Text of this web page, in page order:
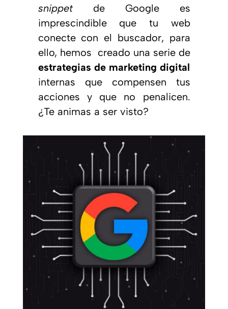
snippet de Google es
imprescindible que tu web
conecte con el buscador, para
ello, hemos creado una serie de
estrategias de marketing digital
internas que compensen tus
acciones y que no penalicen.
¿Te animas a ser visto?